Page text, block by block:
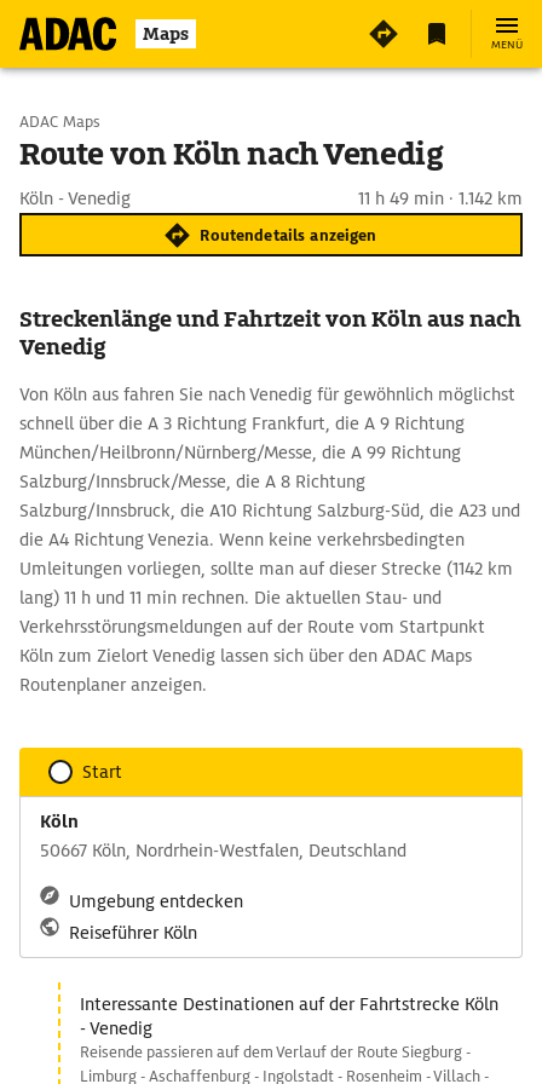
Maps MENÜ
Start wählen
ADAC Maps
Route von Köln nach Venedig
Köln - Venedig 11 h 49 min · 1.142 km
Routendetails anzeigen
Streckenlänge und Fahrtzeit von Köln aus nach
Venedig
Von Köln aus fahren Sie nach Venedig für gewöhnlich möglichst
schnell über die A 3 Richtung Frankfurt, die A 9 Richtung
München/Heilbronn/Nürnberg/Messe, die A 99 Richtung
Salzburg/Innsbruck/Messe, die A 8 Richtung
Salzburg/Innsbruck, die A10 Richtung Salzburg-Süd, die A23 und
die A4 Richtung Venezia. Wenn keine verkehrsbedingten
Umleitungen vorliegen, sollte man auf dieser Strecke (1142 km
lang) 11 h und 11 min rechnen. Die aktuellen Stau- und
Verkehrsstörungsmeldungen auf der Route vom Startpunkt
Köln zum Zielort Venedig lassen sich über den ADAC Maps
Routenplaner anzeigen.
Start
Köln
50667 Köln, Nordrhein-Westfalen, Deutschland
Umgebung entdecken
Reiseführer Köln
Interessante Destinationen auf der Fahrtstrecke Köln
- Venedig
Reisende passieren auf dem Verlauf der Route Siegburg -
Limburg - Aschaffenburg - Ingolstadt - Rosenheim - Villach -